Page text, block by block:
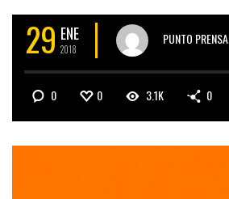
29 ENE
2018
PUNTO PRENSA
0 0 3.1K 0